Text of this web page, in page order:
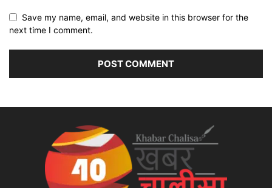
Save my name, email, and website in this browser for the
next time I comment.